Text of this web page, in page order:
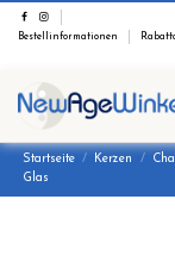
Bestellinformationen
Startseite Kerzen
Glas